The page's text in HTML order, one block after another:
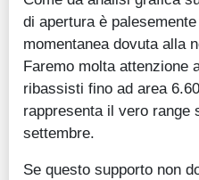
di apertura è
momentanea dovuta alla
Faremo molta attenzione
ribassisti fino ad area
rappresenta il vero range
settembre.
Se questo supporto non